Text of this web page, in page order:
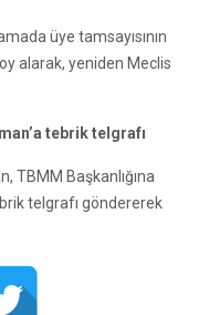
üye tamsayısının
alarak, yeniden Meclis
tebrik telgrafı
TBMM Başkanlığına
telgrafı göndererek